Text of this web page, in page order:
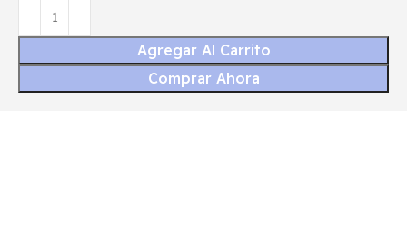
Agregar Al Carrito
Comprar Ahora